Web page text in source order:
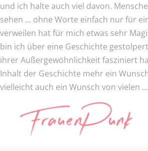
und ich halte auch viel davon.
sehen … ohne Worte einfach nur für
verweilen hat für mich etwas sehr
bin ich über eine Geschichte
ihrer Außergewöhnlichkeit fasziniert
Inhalt der Geschichte mehr ein
vielleicht auch ein Wunsch von vielen …